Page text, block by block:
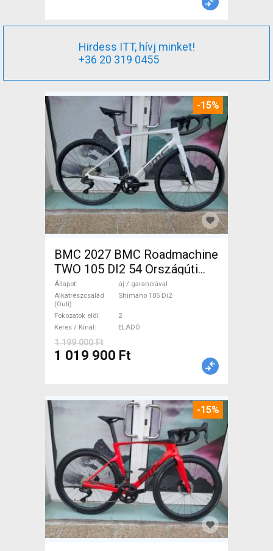
Hirdess ITT, hívj minket!
+36 20 319 0455
-15%
BMC 2027 BMC Roadmachine
TWO 105 DI2 54 Országúti
Shimano 105 Di2 tárcsafék új
/ garanciával ELADÓ
Állapot
új / garanciával
Alkatrészcsalád
(Outi)
Shimano 105 Di2
Fokozatok elöl
2
Keres / Kínál
ELADÓ
1 199 000 Ft
1 019 900 Ft
-15%